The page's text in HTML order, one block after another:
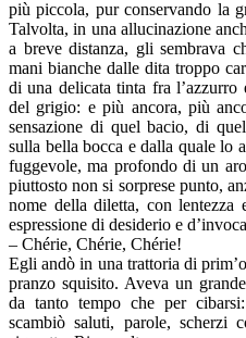
più piccola, pur conservando la
Talvolta, in una allucinazione
a breve distanza, gli sembrava
mani bianche dalle dita troppo
di una delicata tinta fra
del grigio: e più ancora, più
sensazione di quel bacio, di
sulla bella bocca e dalla quale lo
fuggevole, ma profondo di un
piuttosto non si sorprese punto,
nome della diletta, con lentezza
espressione di desiderio e
– Chérie, Chérie, Chérie!
Egli andò in una trattoria di
pranzo squisito. Aveva un
da tanto tempo che per
scambiò saluti, parole, scherzi